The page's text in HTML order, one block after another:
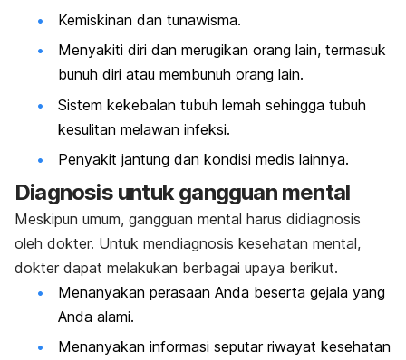
Kemiskinan dan tunawisma.
Menyakiti diri dan merugikan orang lain, termasuk
bunuh diri atau membunuh orang lain.
Sistem kekebalan tubuh lemah sehingga tubuh
kesulitan melawan infeksi.
Penyakit jantung dan kondisi medis lainnya.
Diagnosis untuk gangguan mental
Meskipun umum, gangguan mental harus didiagnosis
oleh dokter. Untuk mendiagnosis kesehatan mental,
dokter dapat melakukan berbagai upaya berikut.
Menanyakan perasaan Anda beserta gejala yang
Anda alami.
Menanyakan informasi seputar riwayat kesehatan